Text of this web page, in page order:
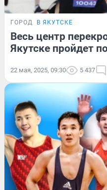
ГОРОД В ЯКУТСКЕ
Весь центр
Якутске пройдет
22 мая, 2025, 09:30 5 437